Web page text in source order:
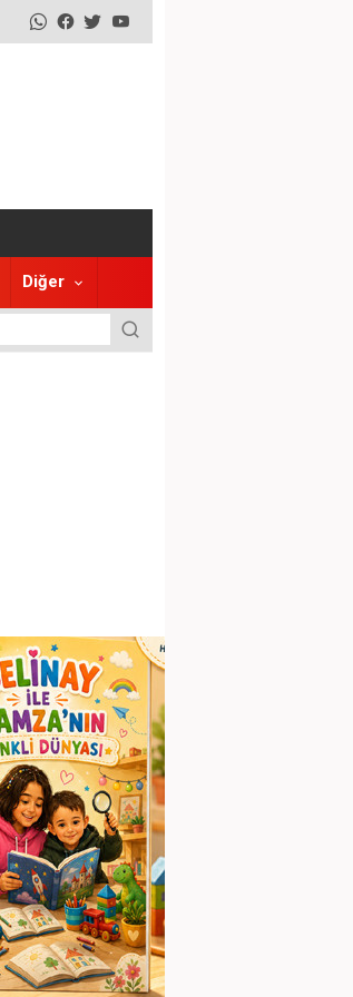
Diğer